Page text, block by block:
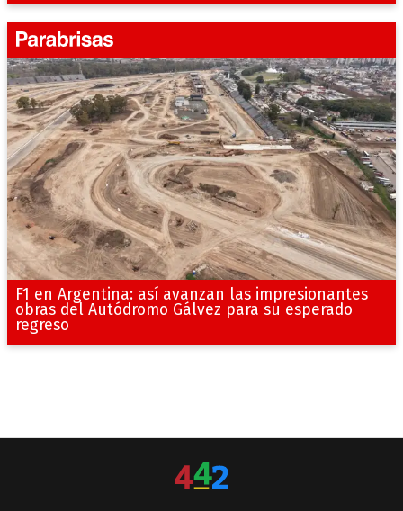
F1 en Argentina: así avanzan las impresionantes
obras del Autódromo Gálvez para su esperado
regreso